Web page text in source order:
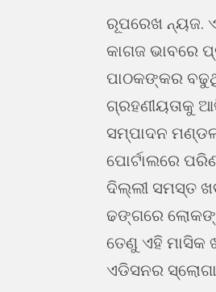
ରୂପରେଖ ନ୍ୟଜ.
କାଗଜ ଭାବରେ
ପାଠକଙ୍କର
ଗ୍ରହଣୀୟତାକୁ
ସମ୍ପାଦନ
ପୋର୍ଟାଲରେ
ଦିଲ୍ଲୀ ସମସ୍ତ
ଢଙ୍ଗରେ
ତେଣୁ ଏହି ମାସିକ
ଏଡିସନର